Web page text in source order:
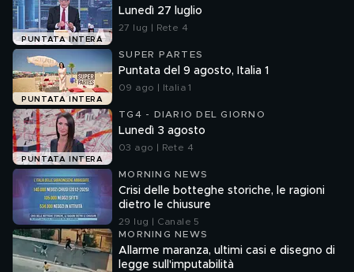
PUNTATA INTERA
Lunedì 27 luglio
27 lug | Rete 4
PUNTATA INTERA
SUPER PARTES
Puntata del 9 agosto, Italia 1
09 ago | Italia 1
PUNTATA INTERA
TG4 - DIARIO DEL GIORNO
Lunedì 3 agosto
03 ago | Rete 4
MORNING NEWS
Crisi delle botteghe storiche, le ragioni
dietro le chiusure
29 lug | Canale 5
MORNING NEWS
Allarme maranza, ultimi casi e disegno di
legge sull'imputabilità